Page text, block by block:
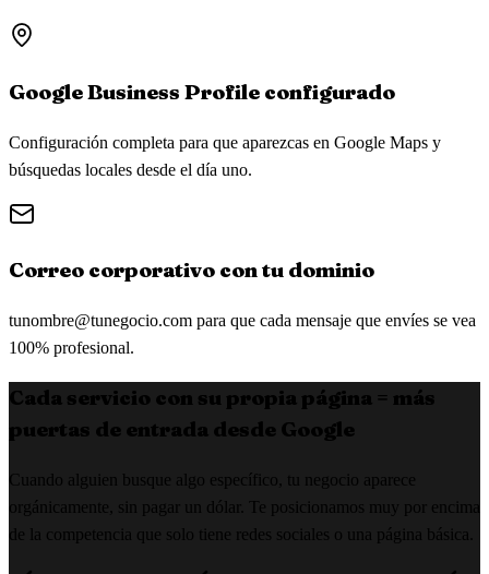
Google Business Profile configurado
Configuración completa para que aparezcas en Google Maps y
búsquedas locales desde el día uno.
Correo corporativo con tu dominio
tunombre@tunegocio.com para que cada mensaje que envíes se vea
100% profesional.
Cada servicio con su propia página = más
puertas de entrada desde Google
Cuando alguien busque algo específico, tu negocio aparece
orgánicamente, sin pagar un dólar. Te posicionamos muy por encima
de la competencia que solo tiene redes sociales o una página básica.